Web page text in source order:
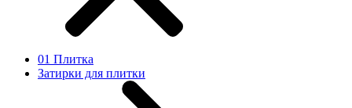
01 Плитка
Затирки для плитки